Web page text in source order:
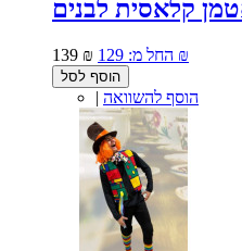
139 ₪ החל מ: 129 ₪
הוסף לסל
| הוסף להשוואה